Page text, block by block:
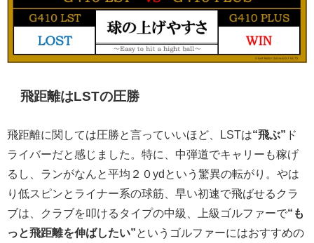
飛距離はLSTの圧勝
飛距離に関しては圧勝と言っていいほど、LSTは“飛ぶ” ド
ライバーだと感じました。特に、中弾道でキャリーも稼げ
るし、ランがなんと平均２０ydという驚異の転がり。やは
り低スピンとライナー系の球筋、早い初速で飛ばせるクラ
ブは、クラブを叩けるタイプの中級、上級ゴルファーで“も
っと飛距離を伸ばしたい” というゴルファーにはおすすめの